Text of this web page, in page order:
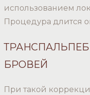
использованием
Процедура длится
БРОВЕЙ
При такой